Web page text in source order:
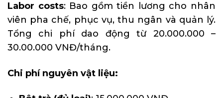
Labor costs: Bao gồm tiền lương cho nhân
viên pha chế, phục vụ, thu ngân và quản lý.
Tổng chi phí dao động từ 20.000.000 –
30.00.000 VNĐ/tháng.
Chi phí nguyên vật liệu: